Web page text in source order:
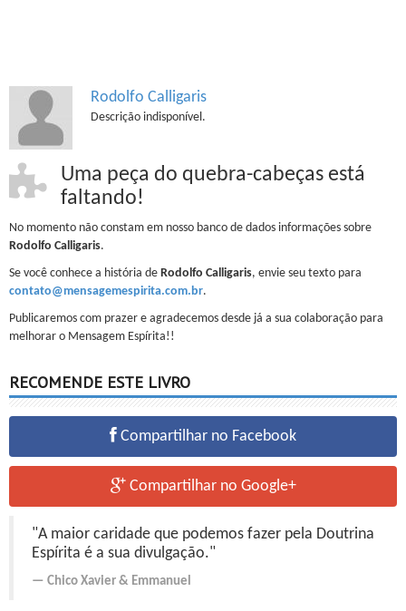
Rodolfo Calligaris
Descrição indisponível.
Uma peça do quebra-cabeças está
faltando!
No momento não constam em nosso banco de dados informações sobre
Rodolfo Calligaris.
Se você conhece a história de Rodolfo Calligaris, envie seu texto para
contato@mensagemespirita.com.br.
Publicaremos com prazer e agradecemos desde já a sua colaboração para
melhorar o Mensagem Espírita!!
RECOMENDE ESTE LIVRO
Compartilhar no Facebook
Compartilhar no Google+
"A maior caridade que podemos fazer pela Doutrina
Espírita é a sua divulgação."
Chico Xavier & Emmanuel